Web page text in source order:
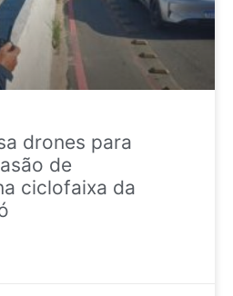
drones para
de
ciclofaixa da